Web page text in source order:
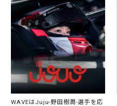
WAVEはJuju-野田樹潤-選手を応